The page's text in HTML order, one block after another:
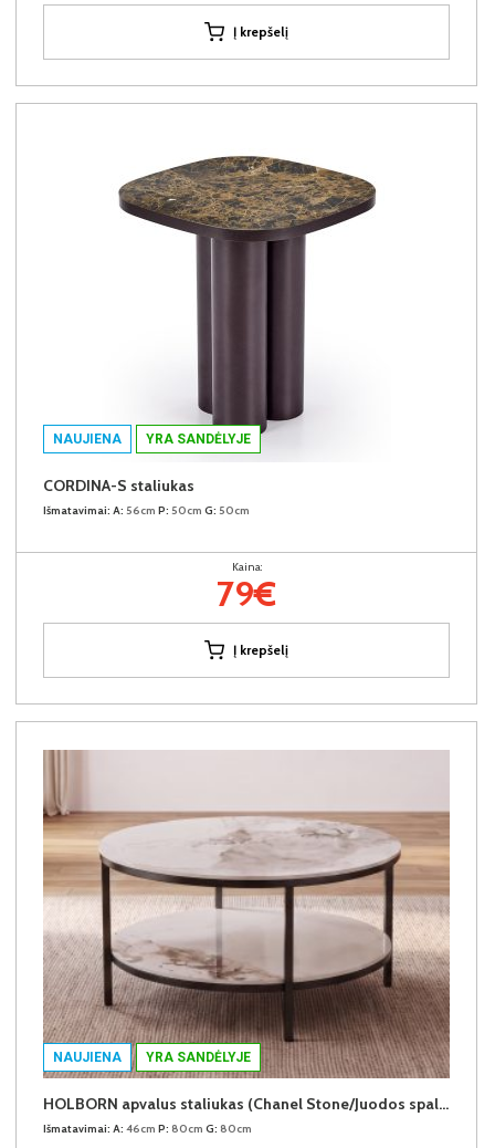
Į krepšelį
NAUJIENA YRA SANDĖLYJE
CORDINA-S staliukas
Išmatavimai: A: 56cm P: 50cm G: 50cm
Kaina:
79€
Į krepšelį
NAUJIENA YRA SANDĖLYJE
HOLBORN apvalus staliukas (Chanel Stone/Juodos spalvos kojos)
Išmatavimai: A: 46cm P: 80cm G: 80cm